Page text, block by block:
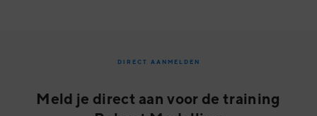
DIRECT AANMELDEN
Meld je direct aan voor de training